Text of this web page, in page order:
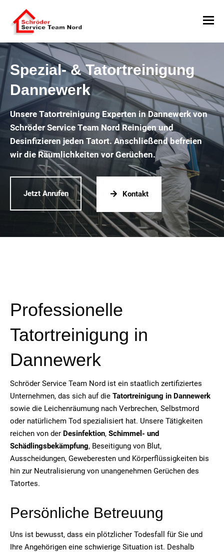
Spezial- & Tatortreinigung
Dannewerk
Unsere Tatortreinigung Experten in Dannewerk von
Schröder Service Team Nord Reinigen und
Desinfizieren jeden Tatort. Anschließend befreien
wir die Räumlichkeiten vor Gerüchen.
Jetzt Anrufen Kontakt
Professionelle
Tatortreinigung in
Dannewerk
Schröder Service Team Nord ist ein staatlich zertifiziertes
Unternehmen, das sich auf die Tatortreinigung in Dannewerk
sowie die Leichenräumung nach Verbrechen, Selbstmord
oder natürlichem Tod spezialisiert hat. Unsere Tätigkeiten
reichen von der Desinfektion, Schimmel- und
Schädlingsbekämpfung, Beseitigung von Blut,
Ausscheidungen, Geweberesten und Körperflüssigkeiten bis
hin zur Neutralisierung von unangenehmen Gerüchen des
Tatortes.
Persönliche Betreuung
Uns ist bewusst, dass ein plötzlicher Todesfall für Sie und
Ihre Angehörigen eine schwierige Situation ist. Deshalb